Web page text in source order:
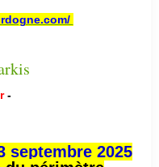
-
septembre 2025